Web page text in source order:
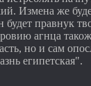
Измена же
будет правнук
агнца
но и сам
египетская".